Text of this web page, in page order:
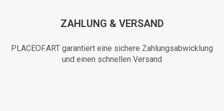
ZAHLUNG & VERSAND
PLACEOF.ART garantiert eine sichere Zahlungsabwicklung
und einen schnellen Versand